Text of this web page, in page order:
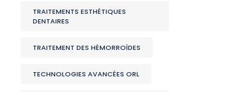
TRAITEMENTS ESTHÉTIQUES
DENTAIRES
TRAITEMENT DES HÉMORROÏDES
TECHNOLOGIES AVANCÉES ORL